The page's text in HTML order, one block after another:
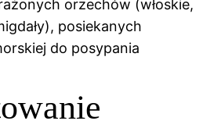
orzechów (włoskie,
posiekanych
do posypania